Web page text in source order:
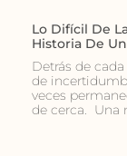
Lo Difícil De
Historia De
Detrás de
de
veces
de cerca. Una